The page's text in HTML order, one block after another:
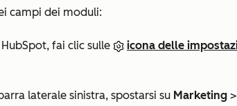
campi dei moduli:
fai clic sulle icona delle
laterale sinistra, spostarsi su Marketing >